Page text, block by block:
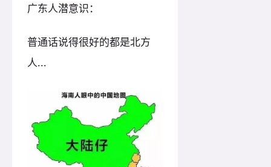
广东人潜意识：
普通话说得很好的都是北方
人...